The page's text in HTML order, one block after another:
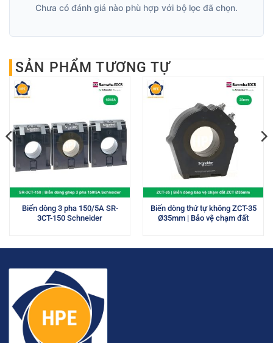
Chưa có đánh giá nào phù hợp với bộ lọc đã chọn.
SẢN PHẨM TƯƠNG TỰ
Biến dòng 3 pha 150/5A SR-
3CT-150 Schneider
Biến dòng thứ tự không ZCT-35
Ø35mm | Bảo vệ chạm đất